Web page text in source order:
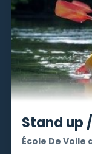
Stand up
École De Voile